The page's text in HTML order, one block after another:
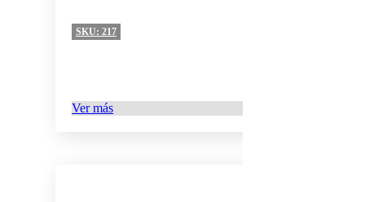
SKU: 217
Ver más